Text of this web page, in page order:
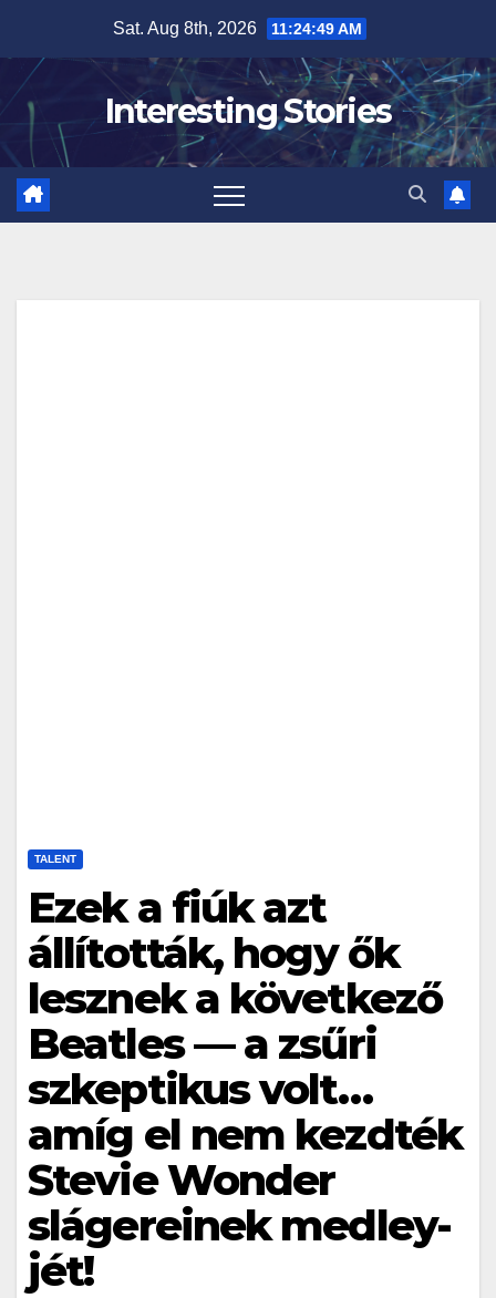
content
Sat. Aug 8th, 2026 11:24:50 AM
Interesting Stories
TALENT
Ezek a fiúk azt
állították, hogy ők
lesznek a következő
Beatles — a zsűri
szkeptikus volt…
amíg el nem kezdték
Stevie Wonder
slágereinek medley-
jét!